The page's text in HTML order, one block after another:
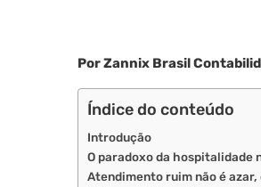
Por Zannix Brasil
Índice do conteúdo
Introdução
O paradoxo da hospitalidade
Atendimento ruim não é